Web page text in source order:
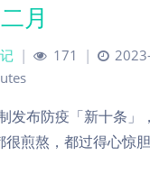
月
| 171 |
发布防疫「新十条
煎熬，都过得心惊